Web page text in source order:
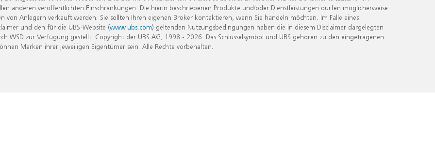
anderen veröffentlichten Einschränkungen. Die hierin beschriebenen Produkte und/oder Dienstleistungen dürfen möglicherweise
Anlegern verkauft werden. Sie sollten Ihren eigenen Broker kontaktieren, wenn Sie handeln möchten. Im Falle eines
und den für die UBS-Website (www.ubs.com) geltenden Nutzungsbedingungen haben die in diesem Disclaimer dargelegten
zur Verfügung gestellt. Copyright der UBS AG, 1998 - 2026. Das Schlüsselsymbol und UBS gehören zu den eingetragenen
Marken ihrer jeweiligen Eigentümer sein. Alle Rechte vorbehalten.